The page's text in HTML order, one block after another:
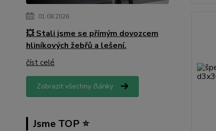
01.08.2026
💥 Stali jsme se přímým dovozcem
hliníkových žebřů a lešení.
číst celé
Zobrazit všechny články
Jsme TOP ⭐️